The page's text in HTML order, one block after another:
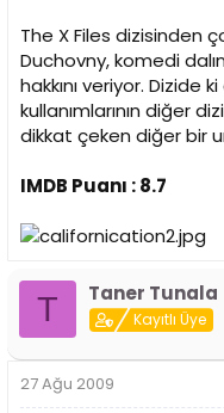
The X Files dizisinden
Duchovny, komedi
hakkını veriyor. Dizide
kullanımlarının diğer
dikkat çeken diğer bir
IMDB Puanı : 8.7
T Taner Tunala
Kayıtlı Üye
27 Ağu 2009